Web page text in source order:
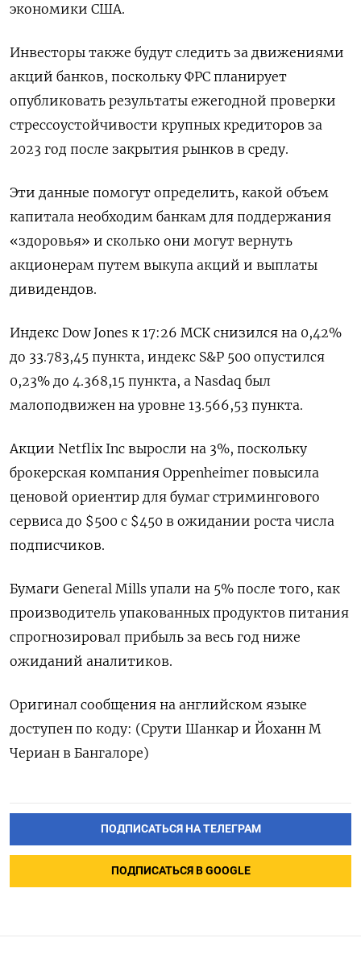
экономики США.
Инвесторы также будут следить за движениями
акций банков, поскольку ФРС планирует
опубликовать результаты ежегодной проверки
стрессоустойчивости крупных кредиторов за
2023 год после закрытия рынков в среду.
Эти данные помогут определить, какой объем
капитала необходим банкам для поддержания
«здоровья» и сколько они могут вернуть
акционерам путем выкупа акций и выплаты
дивидендов.
Индекс Dow Jones к 17:26 МСК снизился на 0,42%
до 33.783,45 пункта, индекс S&P 500 опустился
0,23% до 4.368,15​ пункта, а Nasdaq был
малоподвижен на уровне 13.566,53 пункта.
Акции Netflix Inc выросли на 3%, поскольку
брокерская компания Oppenheimer повысила
ценовой ориентир для бумаг стримингового
сервиса до $500 с $450 в ожидании роста числа
подписчиков.
Бумаги General Mills упали на 5% после того, как
производитель упакованных продуктов питания
спрогнозировал прибыль за весь год ниже
ожиданий аналитиков.
Оригинал сообщения на английском языке
доступен по коду: (Срути Шанкар и Йоханн М
Чериан в Бангалоре)
ПОДПИСАТЬСЯ НА ТЕЛЕГРАМ
ПОДПИСАТЬСЯ В GOOGLE